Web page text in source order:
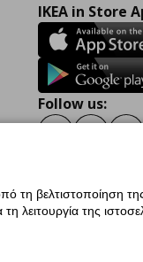
IKEA in Store
Follow us:
Προσωπικών Δεδομένων
βελτιστοποίηση
της